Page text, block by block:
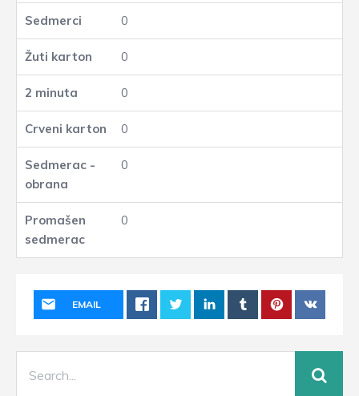
0
0
0
0
0
0
EMAIL